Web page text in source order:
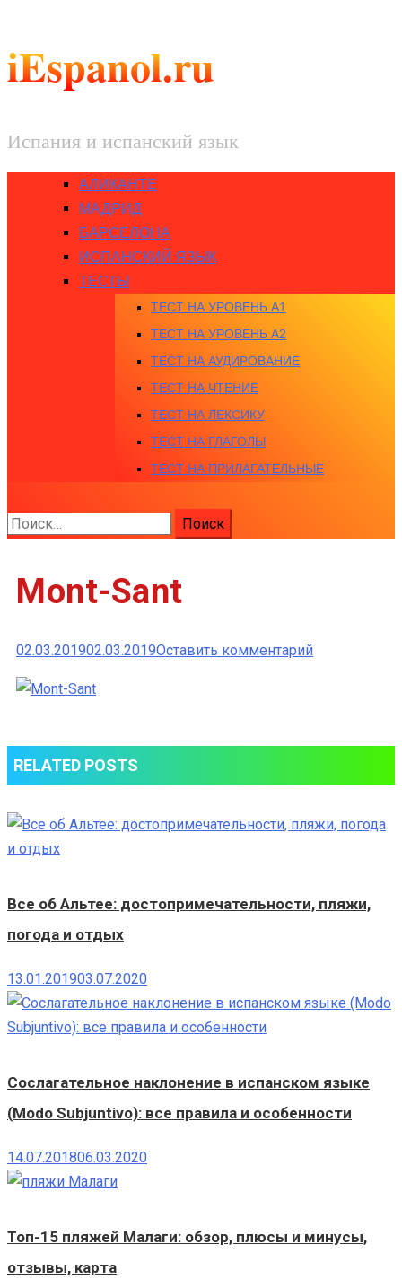
iEspanol.ru
Испания и испанский язык
АЛИКАНТЕ
МАДРИД
БАРСЕЛОНА
ИСПАНСКИЙ ЯЗЫК
ТЕСТЫ
ТЕСТ НА УРОВЕНЬ A1
ТЕСТ НА УРОВЕНЬ A2
ТЕСТ НА АУДИРОВАНИЕ
ТЕСТ НА ЧТЕНИЕ
ТЕСТ НА ЛЕКСИКУ
ТЕСТ НА ГЛАГОЛЫ
ТЕСТ НА ПРИЛАГАТЕЛЬНЫЕ
Найти:
Mont-Sant
02.03.201902.03.2019Оставить комментарийк
RELATED POSTS
Все об Альтее: достопримечательности, пляжи,
погода и отдых
13.01.201903.07.2020
Сослагательное наклонение в испанском языке
(Modo Subjuntivo): все правила и особенности
14.07.201806.03.2020
Топ-15 пляжей Малаги: обзор, плюсы и минусы,
отзывы, карта